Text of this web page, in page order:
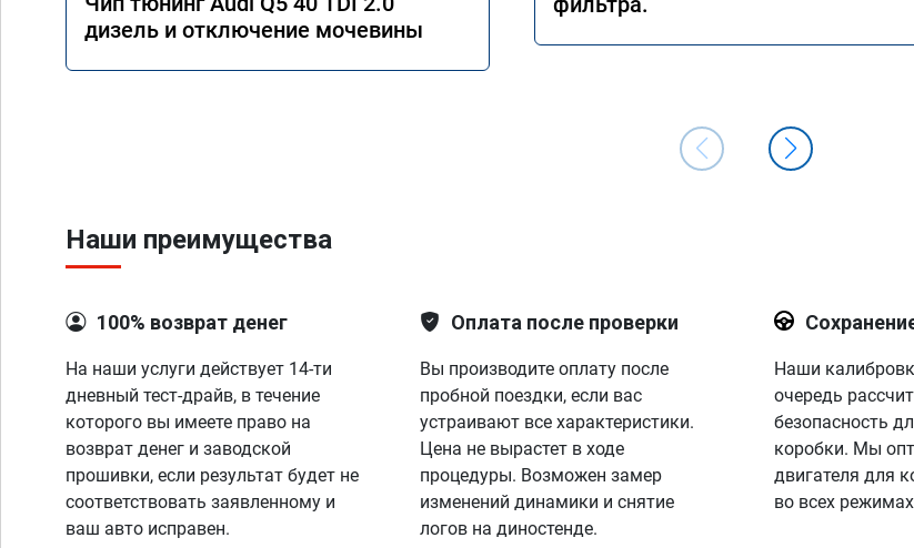
дизель и отключение мочевины
Наши преимущества
100% возврат денег
На наши услуги действует 14-ти
дневный тест-драйв, в течение
которого вы имеете право на
возврат денег и заводской
прошивки, если результат будет не
соответствовать заявленному и
ваш авто исправен.
Оплата после проверки
Вы производите оплату после
пробной поездки, если вас
устраивают все характеристики.
Цена не вырастет в ходе
процедуры. Возможен замер
изменений динамики и снятие
логов на диностенде.
Наши
очередь
безопасность
коробки. Мы
двигателя для
во всех